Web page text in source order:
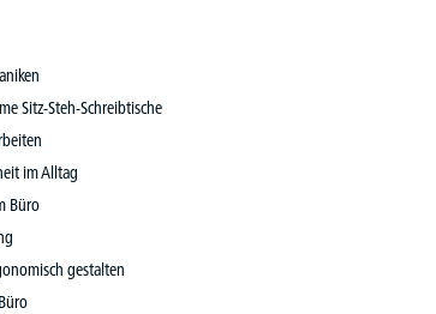
Sitz-Steh-Schreibtische
im Alltag
Büro
gestalten